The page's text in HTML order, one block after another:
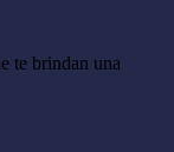
te brindan una